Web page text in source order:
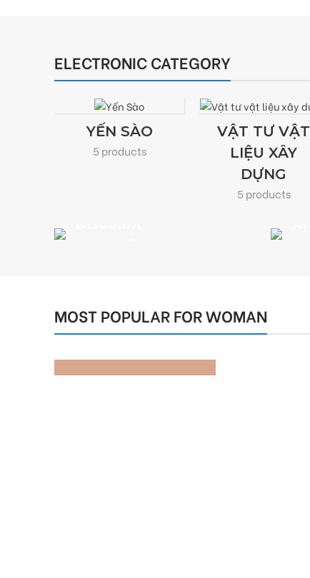
ELECTRONIC CATEGORY
YẾN SÀO
5 products
VẬT TƯ VẬT
LIỆU XÂY
DỰNG
5 products
MOST POPULAR FOR WOMAN
Collection